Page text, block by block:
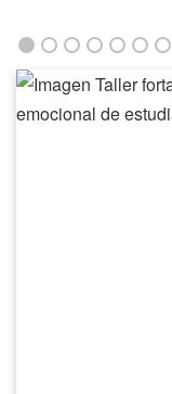
Taller
fortalece